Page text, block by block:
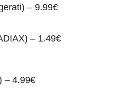
– 9.99€
– 1.49€
– 4.99€